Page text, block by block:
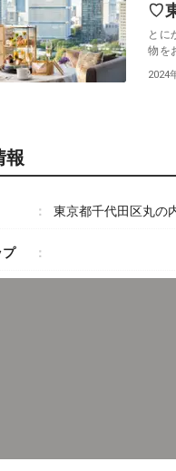
♡
とに
物を
2024
報
東京都千代田区丸の
プ